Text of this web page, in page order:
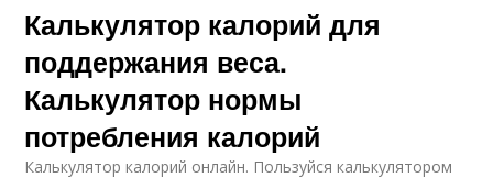
Калькулятор калорий для
поддержания веса.
Калькулятор нормы
потребления калорий
Калькулятор калорий онлайн. Пользуйся калькулятором